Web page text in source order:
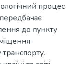
процес
до пункту